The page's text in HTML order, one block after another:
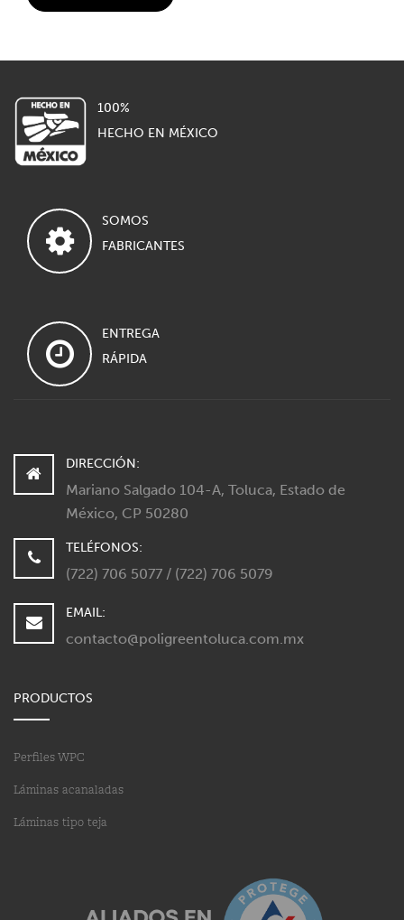
100%
HECHO EN MÉXICO
SOMOS
FABRICANTES
ENTREGA
RÁPIDA
DIRECCIÓN:
Mariano Salgado 104-A, Toluca, Estado de
México, CP 50280
TELÉFONOS:
(722) 706 5077 / (722) 706 5079
EMAIL:
contacto@poligreentoluca.com.mx
PRODUCTOS
Perfiles WPC
Láminas acanaladas
Láminas tipo teja